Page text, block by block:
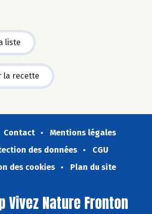
liste
la recette
Contact
Mentions légales
des données
CGU
des cookies
Plan du site
Vivez Nature Fronton